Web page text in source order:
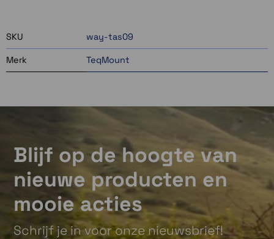
SKU way-tas09
Merk TeqMount
Blijf op de hoogte van
nieuwe producten en
mooie acties
Schrijf je in voor onze nieuwsbrief!